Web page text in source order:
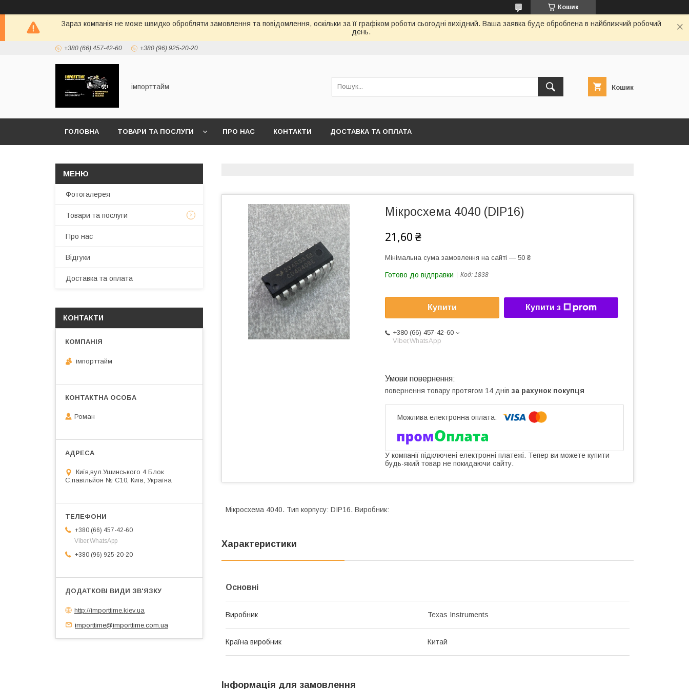
Кошик
Зараз компанія не може швидко обробляти замовлення та повідомлення, оскільки за її графіком роботи сьогодні вихідний. Ваша заявка буде оброблена в найближчий робочий
день.
+380 (66) 457-42-60 +380 (96) 925-20-20
імпорттайм Кошик
ГОЛОВНА ТОВАРИ ТА ПОСЛУГИ ПРО НАС КОНТАКТИ ДОСТАВКА ТА ОПЛАТА
Мікросхема 4040 (DIP16)
21,60 ₴
Мінімальна сума замовлення на сайті — 50 ₴
Готово до відправки Код: 1838
Купити Купити з
+380 (66) 457-42-60
Viber,WhatsApp
повернення товару протягом 14 днів за рахунок покупця
У компанії підключені електронні платежі. Тепер ви можете купити
будь-який товар не покидаючи сайту.
Мікросхема 4040. Тип корпусу: DIP16. Виробник:
Характеристики
Основні
Виробник Texas Instruments
Країна виробник Китай
Інформація для замовлення
Фотогалерея
Товари та послуги
Про нас
Відгуки
Доставка та оплата
КОНТАКТИ
імпорттайм
Роман
Київ,вул.Ушинського 4 Блок
С,павільйон № С10, Київ, Україна
+380 (66) 457-42-60
Viber,WhatsApp
+380 (96) 925-20-20
http://importtime.kiev.ua
importtime@importtime.com.ua